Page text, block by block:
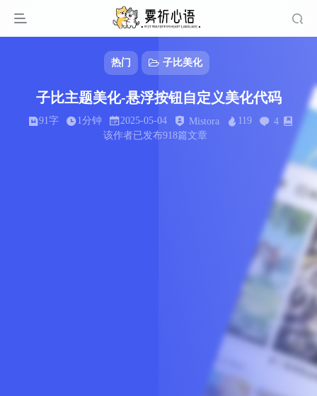
热门 子比美化
子比主题美化-悬浮按钮自定义美化代码
91字 1分钟 2025-05-04 Mistora 119
4
该作者已发布918篇文章